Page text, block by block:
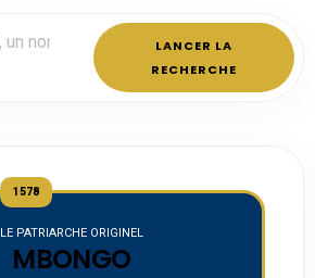
LANCER LA
RECHERCHE
1578
LE PATRIARCHE ORIGINEL
MBONGO